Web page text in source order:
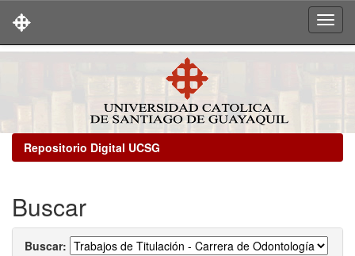
Repositorio Digital UCSG
Buscar
Buscar: